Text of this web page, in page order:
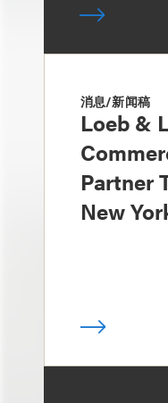
消息/新闻稿
Loeb &
Partner
New